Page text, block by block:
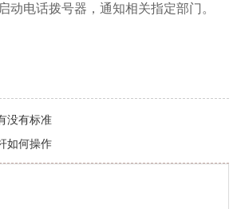
动电话拨号器，通知相关指定部门。
没有标准
如何操作